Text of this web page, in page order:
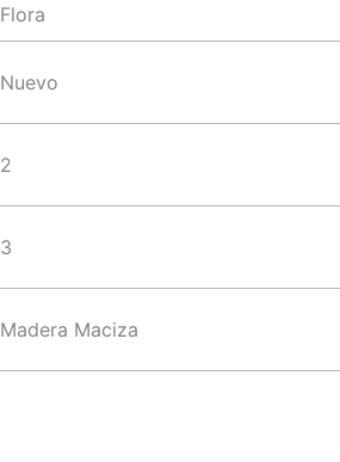
Flora
Nuevo
2
3
Madera Maciza